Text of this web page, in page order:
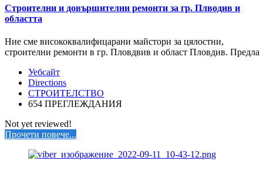
Строителни и довършителни ремонти за гр. Плводив и
областта
Ние сме висококвалифицарани майстори за цялостни,
строителни ремонти в гр. Пловдвив и област Пловдив. Предла
Уебсайт
Directions
СТРОИТЕЛСТВО
654 ПРЕГЛЕЖДАНИЯ
Not yet reviewed!
Прочети повече...